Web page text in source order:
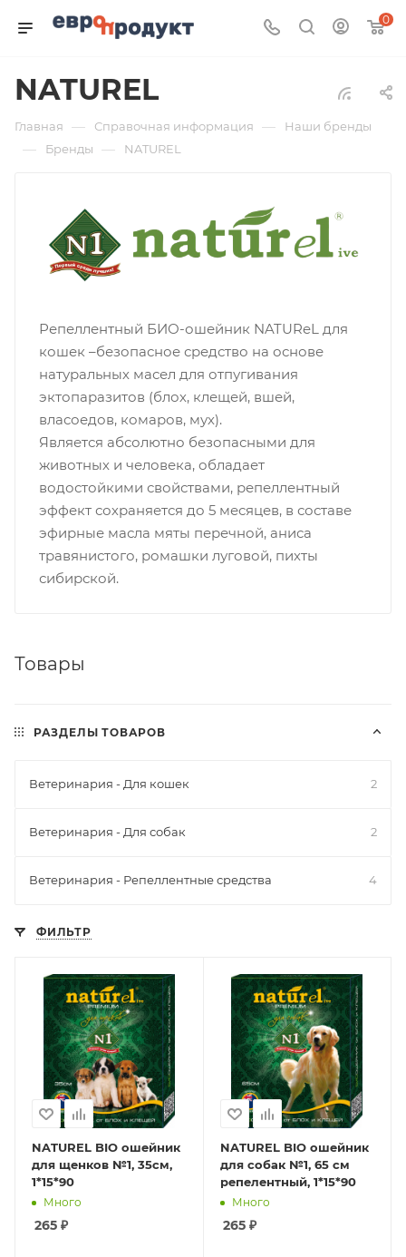
0
NATUREL
Главная — Справочная информация — Наши бренды
— Бренды — NATUREL
Репеллентный БИО-ошейник NATUReL для
кошек –безопасное средство на основе
натуральных масел для отпугивания
эктопаразитов (блох, клещей, вшей,
власоедов, комаров, мух).
Является абсолютно безопасными для
животных и человека, обладает
водостойкими свойствами, репеллентный
эффект сохраняется до 5 месяцев, в составе
эфирные масла мяты перечной, аниса
травянистого, ромашки луговой, пихты
сибирской.
Товары
РАЗДЕЛЫ ТОВАРОВ
Ветеринария - Для кошек 2
Ветеринария - Для собак 2
Ветеринария - Репеллентные средства 4
ФИЛЬТР
NATUREL BIO ошейник
для щенков №1, 35см,
1*15*90
Много
265 ₽
NATUREL BIO ошейник
для собак №1, 65 см
репелентный, 1*15*90
Много
265₽